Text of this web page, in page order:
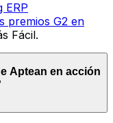
ERP
premios G2 en
Fácil.
Aptean en acción